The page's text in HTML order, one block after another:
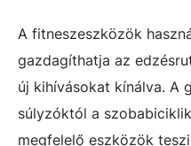
A fitneszeszközök
gazdagíthatja az
új kihívásokat kínálva. A
súlyzóktól a
megfelelő eszközök